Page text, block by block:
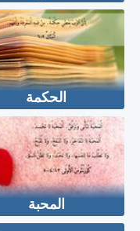
الحكمة
المحبة